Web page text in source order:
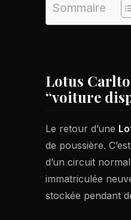
Sommaire
Lotus
“voiture
Le retour d’une
de poussière.
d’un circuit
immatriculée
stockée pendant